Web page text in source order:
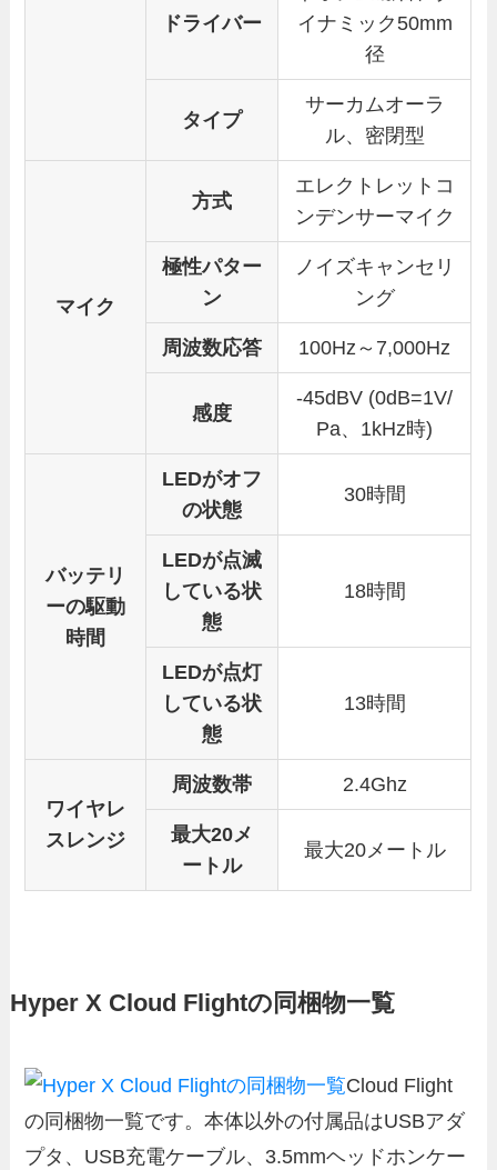
ドライバー
イナミック50mm
径
タイプ
サーカムオーラ
ル、密閉型
マイク
方式
エレクトレットコ
ンデンサーマイク
極性パター
ン
ノイズキャンセリ
ング
周波数応答 100Hz～7,000Hz
感度
-45dBV (0dB=1V/
Pa、1kHz時)
バッテリ
ーの駆動
時間
LEDがオフ
の状態
30時間
LEDが点滅
している状
態
18時間
LEDが点灯
している状
態
13時間
ワイヤレ
スレンジ
周波数帯 2.4Ghz
最大20メ
ートル
最大20メートル
Hyper X Cloud Flightの同梱物一覧
Cloud Flight
の同梱物一覧です。本体以外の付属品はUSBアダ
プタ、USB充電ケーブル、3.5mmヘッドホンケー